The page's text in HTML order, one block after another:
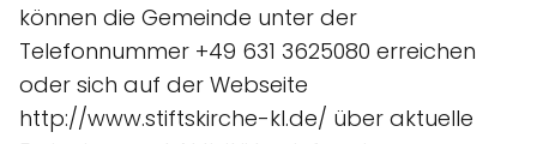
können die Gemeinde unter der
Telefonnummer +49 631 3625080 erreichen
oder sich auf der Webseite
http://www.stiftskirche-kl.de/ über aktuelle